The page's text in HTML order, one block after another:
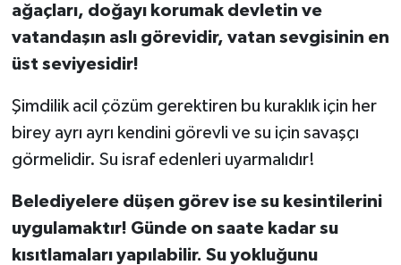
ağaçları, doğayı korumak devletin ve
vatandaşın aslı görevidir, vatan sevgisinin en
üst seviyesidir!
Şimdilik acil çözüm gerektiren bu kuraklık için her
birey ayrı ayrı kendini görevli ve su için savaşçı
görmelidir. Su israf edenleri uyarmalıdır!
Belediyelere düşen görev ise su kesintilerini
uygulamaktır! Günde on saate kadar su
kısıtlamaları yapılabilir. Su yokluğunu